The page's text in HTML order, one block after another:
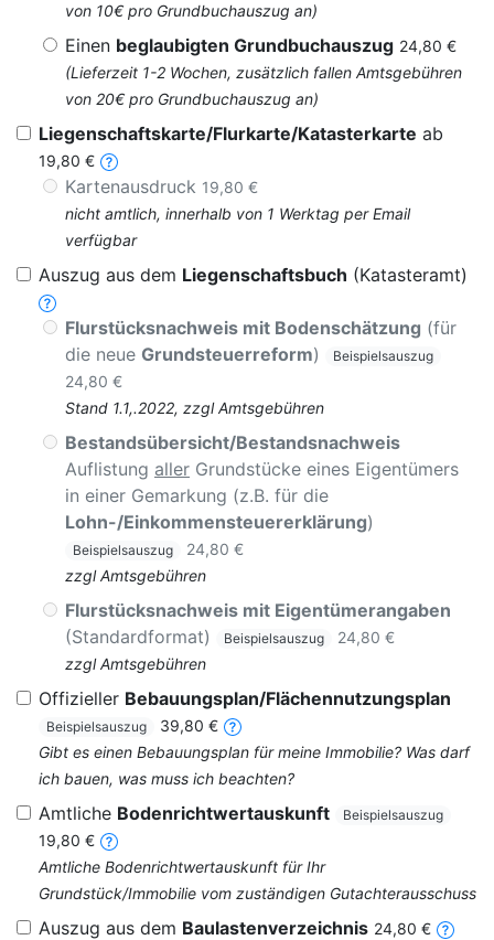
von 10€ pro Grundbuchauszug an)
Einen beglaubigten Grundbuchauszug 24,80 €
(Lieferzeit 1-2 Wochen, zusätzlich fallen Amtsgebühren
von 20€ pro Grundbuchauszug an)
Liegenschaftskarte/Flurkarte/Katasterkarte ab
19,80 €
Kartenausdruck 19,80 €
nicht amtlich, innerhalb von 1 Werktag per Email
verfügbar
Auszug aus dem Liegenschaftsbuch (Katasteramt)
Flurstücksnachweis mit Bodenschätzung (für
die neue Grundsteuerreform) Beispielsauszug
24,80 €
Stand 1.1,.2022, zzgl Amtsgebühren
Bestandsübersicht/Bestandsnachweis
Auflistung aller Grundstücke eines Eigentümers
in einer Gemarkung (z.B. für die
Lohn-/Einkommensteuererklärung)
Beispielsauszug
24,80 €
zzgl Amtsgebühren
Flurstücksnachweis mit Eigentümerangaben
(Standardformat)
Beispielsauszug
24,80 €
zzgl Amtsgebühren
Offizieller Bebauungsplan/Flächennutzungsplan
Beispielsauszug
39,80 €
Gibt es einen Bebauungsplan für meine Immobilie? Was darf
ich bauen, was muss ich beachten?
Amtliche Bodenrichtwertauskunft Beispielsauszug
19,80 €
Amtliche Bodenrichtwertauskunft für Ihr
Grundstück/Immobilie vom zuständigen Gutachterausschuss
Auszug aus dem Baulastenverzeichnis 24,80 €